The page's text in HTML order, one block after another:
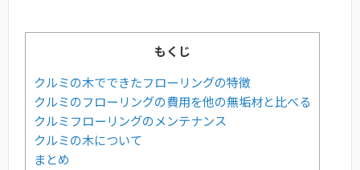
もくじ
クルミの木でできたフローリングの特徴
クルミのフローリングの費用を他の無垢材と比べる
クルミフローリングのメンテナンス
クルミの木について
まとめ